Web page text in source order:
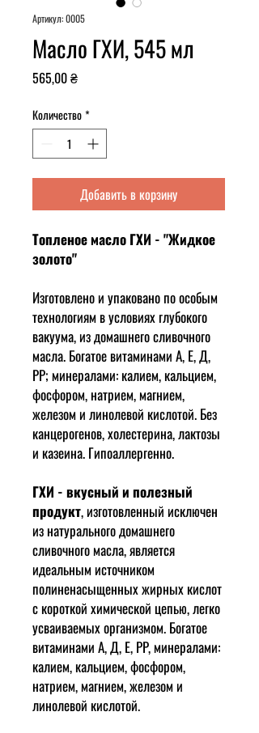
Артикул: 0005
Масло ГХИ, 545 мл
565,00 ₴Цена
Количество*
Добавить в корзину
Топленое масло ГХИ - "Жидкое
золото"
Изготовлено и упаковано по особым
технологиям в условиях глубокого
вакуума, из домашнего сливочного
масла. Богатое витаминами А, Е, Д,
PP; минералами: калием, кальцием,
фосфором, натрием, магнием,
железом и линолевой кислотой. Без
канцерогенов, холестерина, лактозы
и казеина. Гипоаллергенно.
ГХИ - вкусный и полезный
продукт, изготовленный исключен
из натурального домашнего
сливочного масла, является
идеальным источником
полиненасыщенных жирных кислот
с короткой химической цепью, легко
усваиваемых организмом. Богатое
витаминами А, Д, Е, PP, минералами:
калием, кальцием, фосфором,
натрием, магнием, железом и
линолевой кислотой.